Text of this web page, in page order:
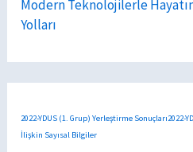
Modern Teknolojilerle
Yolları
2022-YDUS (1. Grup) Yerleştirme Sonuçları2022-
İlişkin Sayısal Bilgiler